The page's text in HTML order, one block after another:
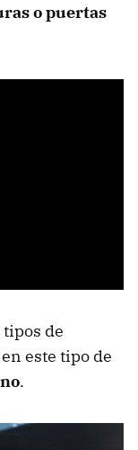
o puertas
de
este tipo de
.